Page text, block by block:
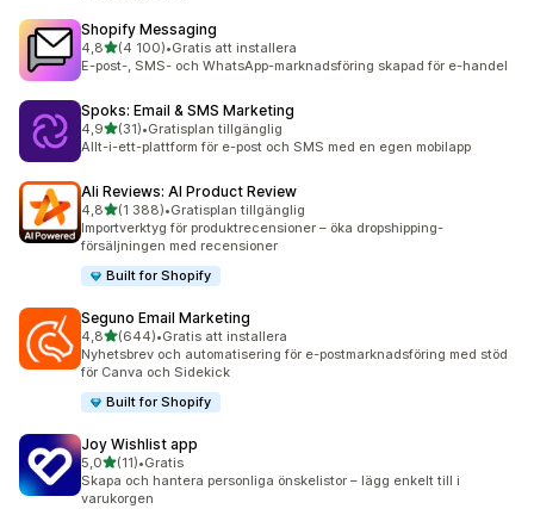
Shopify Messaging
4,8av 5 stjärnor
(4 100)
4100 recensioner totalt
•Gratis att installera
E-post-, SMS- och WhatsApp-marknadsföring skapad för e-handel
Spoks: Email & SMS Marketing
4,9av 5 stjärnor
(31)
31 recensioner totalt
•Gratisplan tillgänglig
Allt-i-ett-plattform för e-post och SMS med en egen mobilapp
Ali Reviews: AI Product Review
4,8av 5 stjärnor
(1 388)
1388 recensioner totalt
•Gratisplan tillgänglig
Importverktyg för produktrecensioner – öka dropshipping-
försäljningen med recensioner
Built for Shopify
Seguno Email Marketing
4,8av 5 stjärnor
(644)
644 recensioner totalt
•Gratis att installera
Nyhetsbrev och automatisering för e-postmarknadsföring med stöd
för Canva och Sidekick
Built for Shopify
Joy Wishlist app
5,0av 5 stjärnor
(11)
11 recensioner totalt
•Gratis
Skapa och hantera personliga önskelistor – lägg enkelt till i
varukorgen